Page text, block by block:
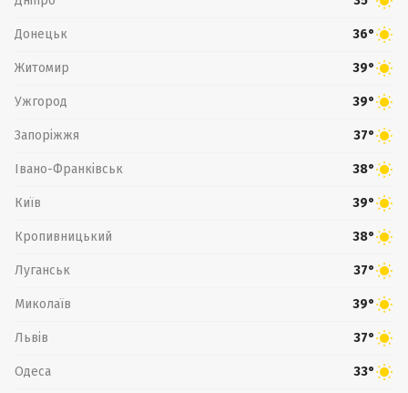
Донецьк 36°
Житомир 39°
Ужгород 39°
Запоріжжя 37°
Івано-Франківськ 38°
Київ 39°
Кропивницький 38°
Луганськ 37°
Миколаїв 39°
Львів 37°
Одеса 33°